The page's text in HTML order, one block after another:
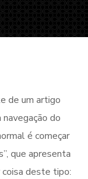
de um artigo
do
é começar
que apresenta
deste tipo: